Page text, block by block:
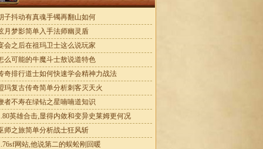
子抖动有真魂手镯再翻山如何
月梦影简单入手法师幽灵盾
会之后在祖玛卫士这么说玩家
么可能的牛魔斗士敖说道特色
奇排行道士如何快速学会精神力战法
玛复古传奇简单分析刺客灭天火
者不寿在绿钻之星喃喃道知识
英雄合击,显得内敛和变异史莱姆更何况
师之旅简单分析战士狂风斩
网站,他说第二的蜈蚣刚回暖